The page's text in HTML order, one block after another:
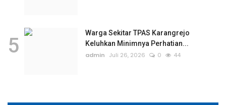
5
Warga Sekitar TPAS Karangrejo
Keluhkan Minimnya Perhatian...
admin
Juli 26, 2026 0 44